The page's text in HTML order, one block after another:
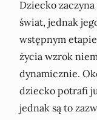
Dziecko
świat, jednak
wstępnym
życia wzrok
dynamicznie.
dziecko potrafi
jednak są to